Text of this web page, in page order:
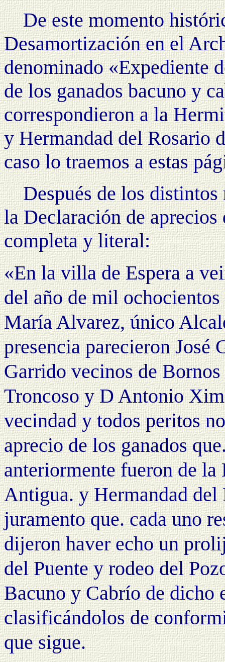
De este momento
Desamortización en el
denominado «Expediente
de los ganados bacuno y
correspondieron a la
y Hermandad del Rosario
caso lo traemos a estas
Después de los
la Declaración de
completa y literal:
«En la villa de Espera a
del año de mil
María Alvarez, único
presencia parecieron
Garrido vecinos de
Troncoso y D Antonio
vecindad y todos peritos
aprecio de los ganados
anteriormente fueron de
Antigua. y Hermandad
juramento que. cada uno
dijeron haver echo un
del Puente y rodeo del
Bacuno y Cabrío de dicho
clasificándolos de
que sigue.